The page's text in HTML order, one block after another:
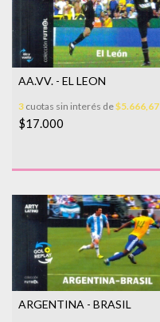
AA.VV. - EL LEON
3 cuotas sin interés de$5.666,67
$17.000
ARGENTINA - BRASIL